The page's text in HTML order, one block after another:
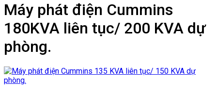
Máy phát điện Cummins
180KVA liên tục/ 200 KVA dự
phòng.